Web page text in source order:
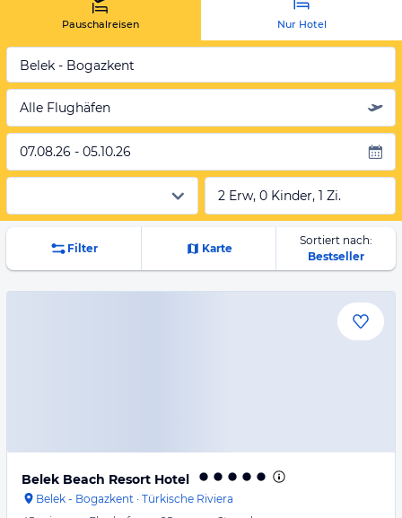
Pauschalreisen Nur Hotel
Belek - Bogazkent
Alle Flughäfen
07.08.26 - 05.10.26
2 Erw, 0 Kinder, 1 Zi.
Filter Karte
Sortiert nach:
Bestseller
Belek Beach Resort Hotel
Belek - Bogazkent · Türkische Riviera